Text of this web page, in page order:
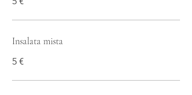
Insalata mista
5 €